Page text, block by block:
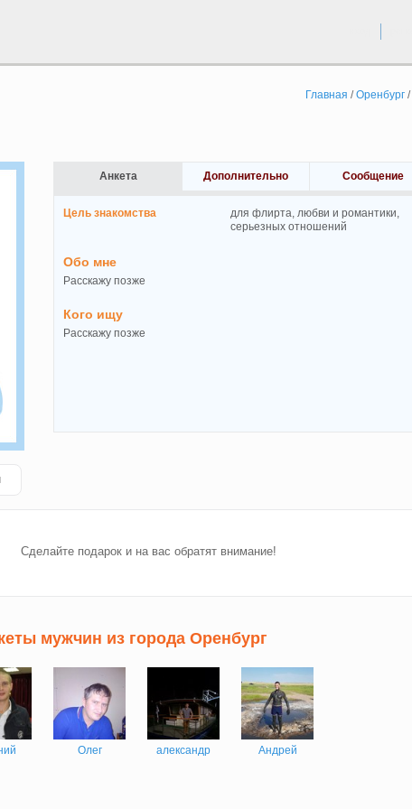
Главная /Оренбург/
Анкета Дополнительно Сообщение
Цель знакомства
для флирта, любви и романтики,
cерьезных отношений
Обо мне
Расскажу позже
Кого ищу
Расскажу позже
Сделайте подарок и на вас обратят внимание!
мужчин из города Оренбург
Олег александр Андрей